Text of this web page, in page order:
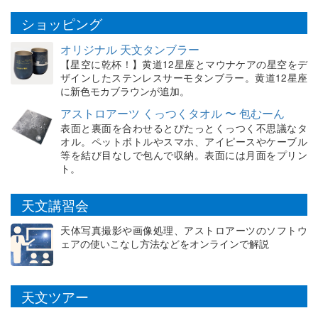
ショッピング
オリジナル 天文タンブラー
【星空に乾杯！】黄道12星座とマウナケアの星空をデ
ザインしたステンレスサーモタンブラー。黄道12星座
に新色モカブラウンが追加。
アストロアーツ くっつくタオル 〜 包むーん
表面と裏面を合わせるとぴたっとくっつく不思議なタ
オル。ペットボトルやスマホ、アイピースやケーブル
等を結び目なしで包んで収納。表面には月面をプリン
ト。
天文講習会
天体写真撮影や画像処理、アストロアーツのソフトウ
ェアの使いこなし方法などをオンラインで解説
天文ツアー